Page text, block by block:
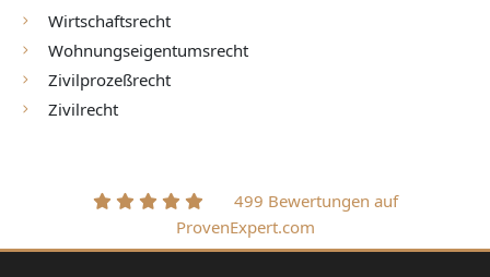
Wirtschaftsrecht
Wohnungseigentumsrecht
Zivilprozeßrecht
Zivilrecht
499 Bewertungen auf
ProvenExpert.com